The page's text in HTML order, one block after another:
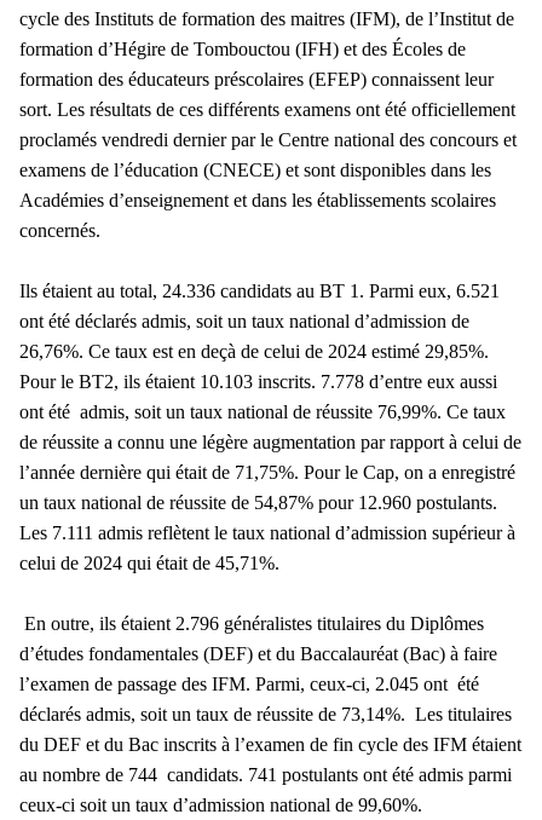
cycle des Instituts de formation des maitres (IFM), de l’Institut de
formation d’Hégire de Tombouctou (IFH) et des Écoles de
formation des éducateurs préscolaires (EFEP) connaissent leur
sort. Les résultats de ces différents examens ont été officiellement
proclamés vendredi dernier par le Centre national des concours et
examens de l’éducation (CNECE) et sont disponibles dans les
Académies d’enseignement et dans les établissements scolaires
concernés.
Ils étaient au total, 24.336 candidats au BT 1. Parmi eux, 6.521
ont été déclarés admis, soit un taux national d’admission de
26,76%. Ce taux est en deçà de celui de 2024 estimé 29,85%.
Pour le BT2, ils étaient 10.103 inscrits. 7.778 d’entre eux aussi
ont été admis, soit un taux national de réussite 76,99%. Ce taux
de réussite a connu une légère augmentation par rapport à celui de
l’année dernière qui était de 71,75%. Pour le Cap, on a enregistré
un taux national de réussite de 54,87% pour 12.960 postulants.
Les 7.111 admis reflètent le taux national d’admission supérieur à
celui de 2024 qui était de 45,71%.
En outre, ils étaient 2.796 généralistes titulaires du Diplômes
d’études fondamentales (DEF) et du Baccalauréat (Bac) à faire
l’examen de passage des IFM. Parmi, ceux-ci, 2.045 ont été
déclarés admis, soit un taux de réussite de 73,14%. Les titulaires
du DEF et du Bac inscrits à l’examen de fin cycle des IFM étaient
au nombre de 744 candidats. 741 postulants ont été admis parmi
ceux-ci soit un taux d’admission national de 99,60%.